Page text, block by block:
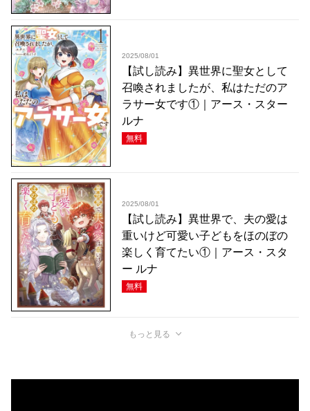
2025/08/01
【試し読み】異世界に聖女として
召喚されましたが、私はただのア
ラサー女です①｜アース・スター
ルナ
無料
2025/08/01
【試し読み】異世界で、夫の愛は
重いけど可愛い子どもをほのぼの
楽しく育てたい①｜アース・スタ
ー ルナ
無料
もっと見る